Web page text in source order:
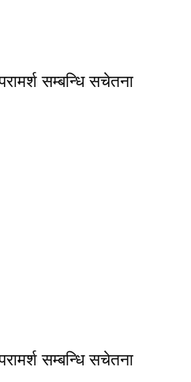
सम्बन्धि सचेतना
सम्बन्धि सचेतना